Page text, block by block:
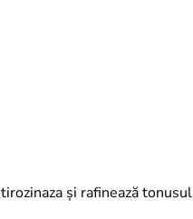
și rafinează tonusul